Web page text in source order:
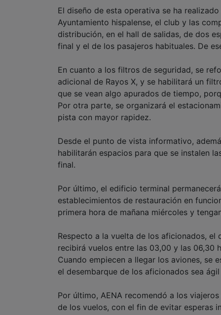
El diseño de esta operativa se ha
Ayuntamiento hispalense, el club y las
distribución, en el hall de salidas, de dos
final y el de los pasajeros habituales. De
En cuanto a los filtros de seguridad, se
adicional de Rayos X, y se habilitará un
que se vean algo apurados de tiempo,
Por otra parte, se organizará el
pista con mayor rapidez.
Desde el punto de vista informativo,
habilitarán espacios para que se instalen
final.
Por último, el edificio terminal
establecimientos de restauración en
primera hora de mañana miércoles y
Respecto a la vuelta de los aficionados,
recibirá vuelos entre las 03,00 y las 06,30
Cuando empiecen a llegar los aviones, se
el desembarque de los aficionados sea
Por último, AENA recomendó a los
de los vuelos, con el fin de evitar esperas